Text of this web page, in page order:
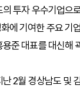
투자 우수기업으
에 기여한 주요 기
용준 대표를 대신해
2월 경상남도 및